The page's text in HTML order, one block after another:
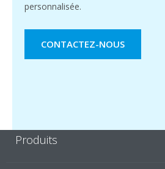
personnalisée.
CONTACTEZ-NOUS
Produits